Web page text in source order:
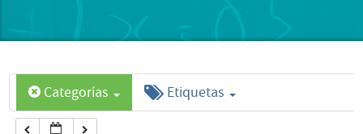
Categorías Etiquetas
6:00 am